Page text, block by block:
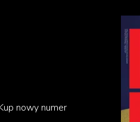
nowy numer